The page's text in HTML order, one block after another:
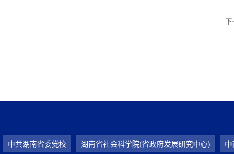
下
中共湖南省委党校 湖南省社会科学院(省政府发展研究中心)